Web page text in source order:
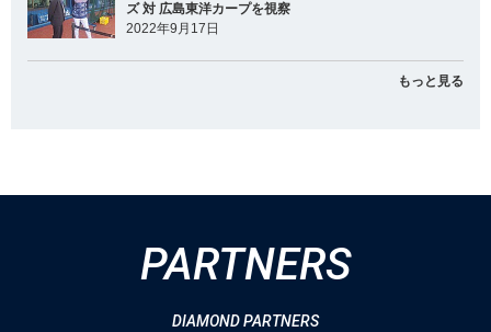
ズ 対 広島東洋カープを視察
2022年9月17日
もっと見る
PARTNERS
DIAMOND PARTNERS